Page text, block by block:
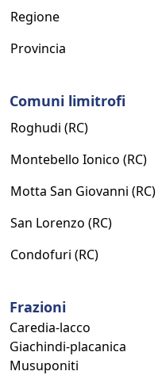
Regione
Provincia
Comuni limitrofi
Roghudi (RC)
Montebello Ionico (RC)
Motta San Giovanni (RC)
San Lorenzo (RC)
Condofuri (RC)
Frazioni
Caredia-lacco
Giachindi-placanica
Musuponiti